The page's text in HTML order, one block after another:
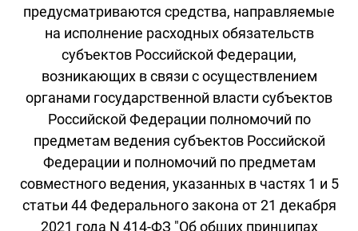
предусматриваются средства, направляемые
на исполнение расходных обязательств
субъектов Российской Федерации,
возникающих в связи с осуществлением
органами государственной власти субъектов
Российской Федерации полномочий по
предметам ведения субъектов Российской
Федерации и полномочий по предметам
совместного ведения, указанных в частях 1 и 5
статьи 44 Федерального закона от 21 декабря
2021 года N 414-ФЗ "Об общих принципах